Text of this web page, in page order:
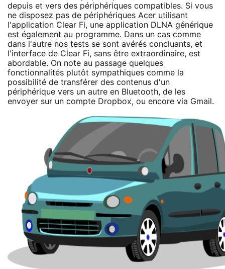
depuis et vers des périphériques compatibles. Si vous
ne disposez pas de périphériques Acer utilisant
l'application Clear Fi, une application DLNA générique
est également au programme. Dans un cas comme
dans l'autre nos tests se sont avérés concluants, et
l'interface de Clear Fi, sans être extraordinaire, est
abordable. On note au passage quelques
fonctionnalités plutôt sympathiques comme la
possibilité de transférer des contenus d'un
périphérique vers un autre en Bluetooth, de les
envoyer sur un compte Dropbox, ou encore via Gmail.